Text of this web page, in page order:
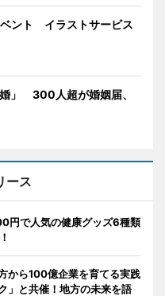
ント イラストサービス
」 300人超が婚姻届、
ース
円で人気の健康グッズ6種類
から100億企業を育てる実践
」と共催！地方の未来を語